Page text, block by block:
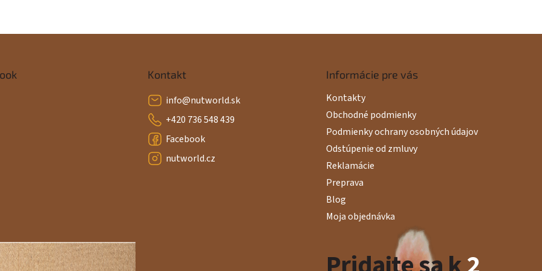
Kontakt
info@nutworld.sk
+420 736 548 439
Facebook
nutworld.cz
Informácie pre vás
Kontakty
Obchodné podmienky
Podmienky ochrany osobných údajov
Odstúpenie od zmluvy
Reklamácie
Preprava
Blog
Moja objednávka